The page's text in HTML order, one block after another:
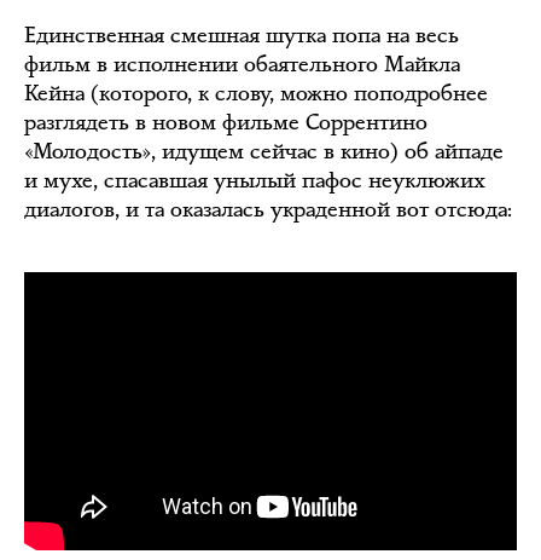
Единственная смешная шутка попа на весь
фильм в исполнении обаятельного Майкла
Кейна (которого, к слову, можно поподробнее
разглядеть в новом фильме Соррентино
«Молодость», идущем сейчас в кино) об айпаде
и мухе, спасавшая унылый пафос неуклюжих
диалогов, и та оказалась украденной вот отсюда: